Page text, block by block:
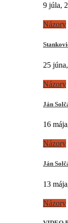
9 júla,
Názory
25
Názory
Ján
16
Názory
Ján
13
Názory